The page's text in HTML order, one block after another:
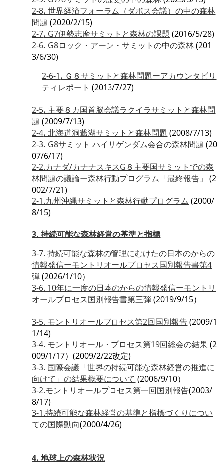
2-8.世界経済フォーラム（ダボス会議）の中の森林
問題 (2020/2/15)
2-7. G7伊勢志摩サミットと森林の課題 (2016/5/28)
2-6. G8ロック・アーン・サミットの中の森林(201
3/6/30)
2-6-1. Ｇ８サミットと森林問題ーアカウンタビリ
ティレポート (2013/7/27)
2-5. 主要８カ国首脳会議ラクイラサミットと森林問
題 (2009/7/13)
2-4.北海道洞爺湖サミットと森林問題 (2008/7/13)
2-3. G8サミット ハイリゲンダム会合の森林問題 (20
07/6/17)
2-2.カナダ/カナナスキスG８主要国サミットでの森
林問題の議論ー森林行動プログラム「最終報告」 (2
002/7/21)
2-1.九州沖縄サミットと森林行動プログラム (2000/
8/15)
3. 持続可能な森林経営の基準と指標
3-7. 持続可能な森林の管理にむけたの日本のからの
情報発信ーモントリオールプロセス国別報告書第4
弾(2026/1/10）
3-6. 10年に一度の日本のからの情報発信ーモントリ
オールプロセス国別報告書第三弾(2019/9/15）
3-5. モントリオールプロセス第2回国別報告(2009/1
1/14)
3-4. モントリオール・プロセス第19回総会の結果(2
009/1/17）(2009/2/22改定)
3-3. 国際会議「世界の持続可能な森林経営の推進に
向けて」の結果概要について (2006/9/10）
3-2.モントリオールプロセス第一回国別報告(2003/
8/17)
3-1.持続可能な森林経営の基準と指標づくりについ
ての国際動向(2000/4/26)
4. 地球上の森林状況